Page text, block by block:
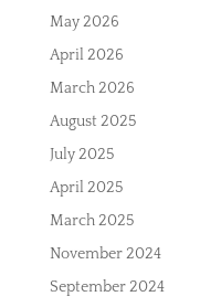
May 2026
April 2026
March 2026
August 2025
July 2025
April 2025
March 2025
November 2024
September 2024